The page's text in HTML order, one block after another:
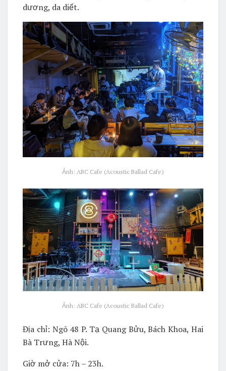
dương, da diết.
Ảnh: ABC Cafe (Acoustic Ballad Cafe)
Ảnh: ABC Cafe (Acoustic Ballad Cafe)
Địa chỉ: Ngõ 48 P. Tạ Quang Bửu, Bách Khoa, Hai
Bà Trưng, Hà Nội.
Giờ mở cửa: 7h – 23h.